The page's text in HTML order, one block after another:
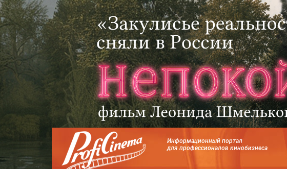
Информационный портал
для профессионалов кинобизнеса